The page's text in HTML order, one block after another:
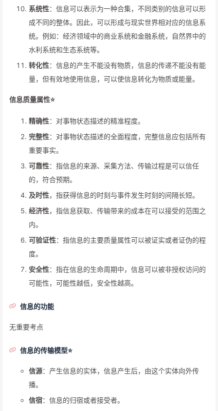
系统性：信息可以表示为一种合集，不同类别的信息可以形
成不同的整体。因此，可以形成与现实世界相对应的信息系
统。例如：经济领域中的商业系统和金融系统，自然界中的
水利系统和生态系统等。
转化性：信息的产生不能没有物质，信息的传递不能没有能
量，但有效地使用信息，可以使信息转化为物质或能量。
信息质量属性⭐
精确性：对事物状态描述的精准程度。
完整性：对事物状态描述的全面程度，完整信息应包括所有
重要事实。
可靠性：指信息的来源、采集方法、传输过程是可以信任
的，符合预期。
及时性，指获得信息的时刻与事件发生时刻的间隔长短。
经济性，指信息获取、传输带来的成本在可以接受的范围之
内。
可验证性：指信息的主要质量属性可以被证实或者证伪的程
度。
安全性：指在信息的生命周期中，信息可以被非授权访问的
可能性，可能性越低，安全性越高。
信息的功能
无重要考点
信息的传输模型⭐
信源：产生信息的实体，信息产生后，由这个实体向外传
播。
信宿：信息的归宿或者接受者。